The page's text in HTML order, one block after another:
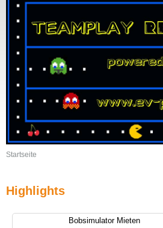
Startseite
Highlights
Bobsimulator Mieten